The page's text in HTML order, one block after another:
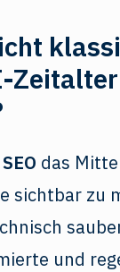
SEO das
sichtbar zu
und